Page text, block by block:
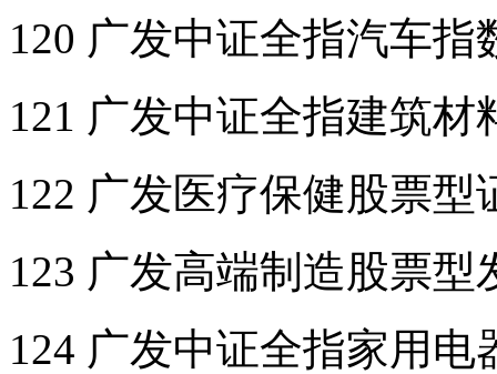
120 广发中证全指汽车
121 广发中证全指建筑
122 广发医疗保健股票型
123 广发高端制造股票
124 广发中证全指家用